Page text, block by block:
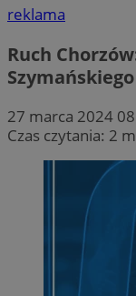
reklama
Ruch
Szymańskiego
27 marca 2024
Czas czytania: 2